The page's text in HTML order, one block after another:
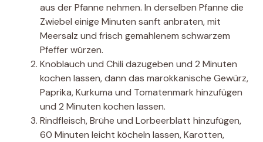
aus der Pfanne nehmen. In derselben Pfanne die
Zwiebel einige Minuten sanft anbraten, mit
Meersalz und frisch gemahlenem schwarzem
Pfeffer würzen.
Knoblauch und Chili dazugeben und 2 Minuten
kochen lassen, dann das marokkanische Gewürz,
Paprika, Kurkuma und Tomatenmark hinzufügen
und 2 Minuten kochen lassen.
Rindfleisch, Brühe und Lorbeerblatt hinzufügen,
60 Minuten leicht köcheln lassen, Karotten,